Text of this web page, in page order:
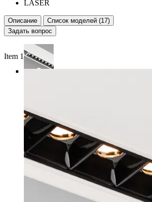
LASER
Описание
Список моделей (17)
Задать вопрос
Item 1 of 5